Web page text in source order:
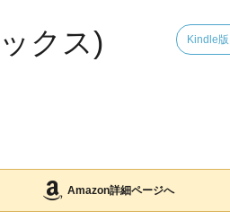
クス) Kindle版
Amazon詳細ページへ